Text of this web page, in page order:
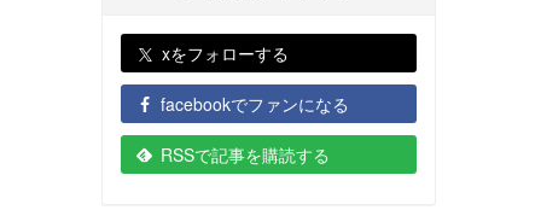
xをフォローする
facebookでファンになる
RSSで記事を購読する